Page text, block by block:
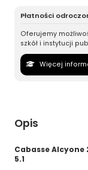
Płatności
Oferujemy
szkół i instytucji
Więcej
Opis
Cabasse
5.1